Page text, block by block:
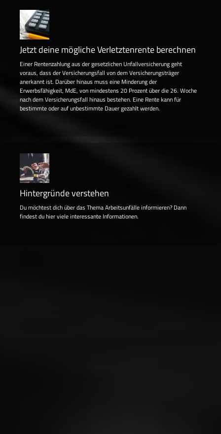
Jetzt deine mögliche Verletztenrente berechnen
Einer Rentenzahlung aus der gesetzlichen Unfallversicherung geht
voraus, dass der Versicherungsfall von dem Versicherungsträger
anerkannt ist. Darüber hinaus muss eine Minderung der
Erwerbsfähigkeit, MdE, von mindestens 20 Prozent über die 26. Woche
nach dem Versicherungsfall hinaus bestehen. Eine Rente kann für
bestimmte oder auf unbestimmte Dauer gezahlt werden.
Hintergründe verstehen
Du möchtest dich über das Thema Arbeitsunfälle informieren? Dann
findest du hier viele interessante Informationen.